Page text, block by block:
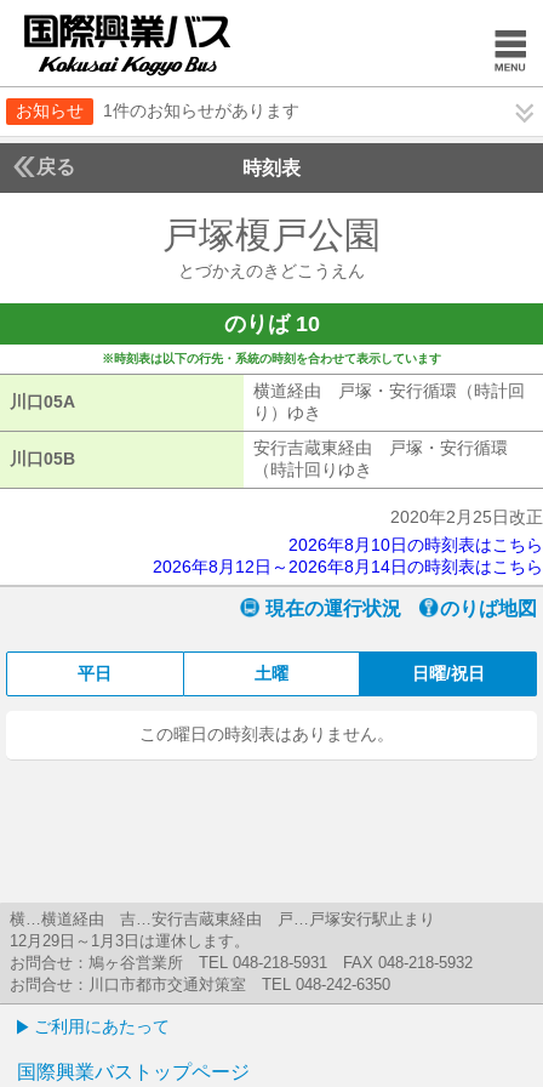
お知らせ 1件のお知らせがあります
戻る 時刻表
戸塚榎戸公園
とづかえのきどこうえん
のりば 10
※時刻表は以下の行先・系統の時刻を合わせて表示しています
川口05A
横道経由 戸塚・安行循環（時計回
り）ゆき
川口05B
安行吉蔵東経由 戸塚・安行循環
（時計回りゆき
2020年2月25日改正
2026年8月10日の時刻表はこちら
2026年8月12日～2026年8月14日の時刻表はこちら
現在の運行状況 のりば地図
平日 土曜 日曜/祝日
この曜日の時刻表はありません。
横…横道経由 吉…安行吉蔵東経由 戸…戸塚安行駅止まり
12月29日～1月3日は運休します。
お問合せ：鳩ヶ谷営業所 TEL 048-218-5931 FAX 048-218-5932
お問合せ：川口市都市交通対策室 TEL 048-242-6350
ご利用にあたって
国際興業バストップページ